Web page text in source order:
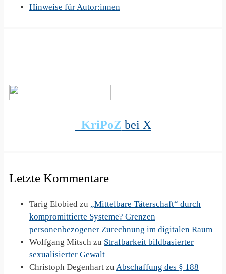
Hinweise für Autor:innen
KriPoZ bei X
Letzte Kommentare
Tarig Elobied zu „Mittelbare Täterschaft“ durch
kompromittierte Systeme? Grenzen
personenbezogener Zurechnung im digitalen Raum
Wolfgang Mitsch zu Strafbarkeit bildbasierter
sexualisierter Gewalt
Christoph Degenhart zu Abschaffung des § 188